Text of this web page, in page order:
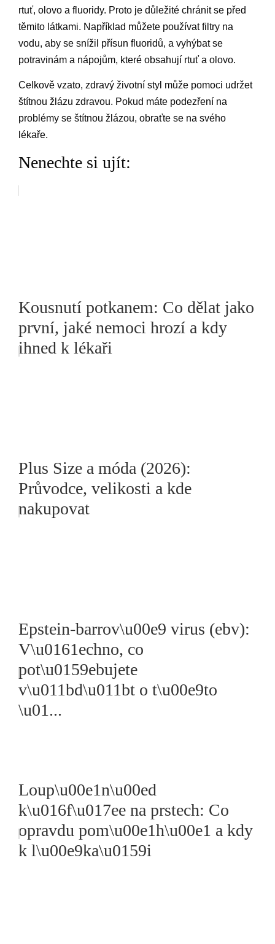
rtuť, olovo a fluoridy. Proto je důležité chránit se před
těmito látkami. Například můžete používat filtry na
vodu, aby se snížil přísun fluoridů, a vyhýbat se
potravinám a nápojům, které obsahují rtuť a olovo.
Celkově vzato, zdravý životní styl může pomoci udržet
štítnou žlázu zdravou. Pokud máte podezření na
problémy se štítnou žlázou, obraťte se na svého
lékaře.
Nenechte si ujít:
Kousnutí potkanem: Co dělat jako
první, jaké nemoci hrozí a kdy
ihned k lékaři
Plus Size a móda (2026):
Průvodce, velikosti a kde
nakupovat
Epstein-barrov\u00e9 virus (ebv):
V\u0161echno, co
pot\u0159ebujete
v\u011bd\u011bt o t\u00e9to
\u01...
Loup\u00e1n\u00ed
k\u016f\u017ee na prstech: Co
opravdu pom\u00e1h\u00e1 a kdy
k l\u00e9ka\u0159i